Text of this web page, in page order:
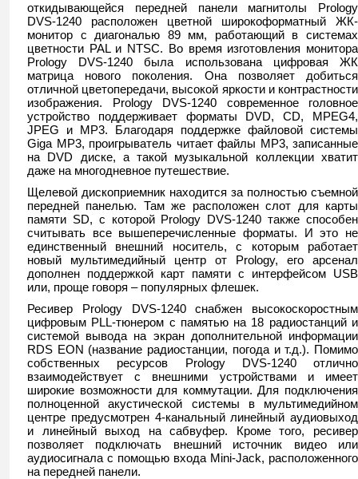
откидывающейся передней панели магнитолы Prology
DVS-1240 расположен цветной широкоформатный ЖК-
монитор с диагональю 89 мм, работающий в системах
цветности PAL и NTSC. Во время изготовления монитора
Prology DVS-1240 была использована цифровая ЖК
матрица нового поколения. Она позволяет добиться
отличной цветопередачи, высокой яркости и контрастности
изображения. Prology DVS-1240 современное головное
устройство поддерживает форматы DVD, CD, MPEG4,
JPEG и MP3. Благодаря поддержке файловой системы
Giga MP3, проигрыватель читает файлы MP3, записанные
на DVD диске, а такой музыкальной коллекции хватит
даже на многодневное путешествие.
Щелевой дископриемник находится за полностью съемной
передней панелью. Там же расположен слот для карты
памяти SD, с которой Prology DVS-1240 также способен
считывать все вышеперечисленные форматы. И это не
единственный внешний носитель, с которым работает
новый мультимедийный центр от Prology, его арсенал
дополнен поддержкой карт памяти с интерфейсом USB
или, проще говоря – популярных флешек.
Ресивер Prology DVS-1240 снабжен высокоскоростным
цифровым PLL-тюнером с памятью на 18 радиостанций и
системой вывода на экран дополнительной информации
RDS EON (название радиостанции, погода и т.д.). Помимо
собственных ресурсов Prology DVS-1240 отлично
взаимодействует с внешними устройствами и имеет
широкие возможности для коммутации. Для подключения
полноценной акустической системы в мультимедийном
центре предусмотрен 4-канальный линейный аудиовыход
и линейный выход на сабвуфер. Кроме того, ресивер
позволяет подключать внешний источник видео или
аудиосигнала с помощью входа Mini-Jack, расположенного
на передней панели.